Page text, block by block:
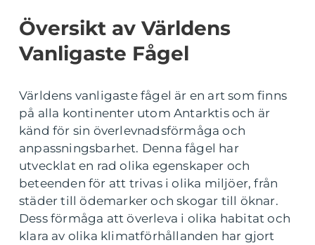
Översikt av Världens
Vanligaste Fågel
Världens vanligaste fågel är en art som finns
på alla kontinenter utom Antarktis och är
känd för sin överlevnadsförmåga och
anpassningsbarhet. Denna fågel har
utvecklat en rad olika egenskaper och
beteenden för att trivas i olika miljöer, från
städer till ödemarker och skogar till öknar.
Dess förmåga att överleva i olika habitat och
klara av olika klimatförhållanden har gjort